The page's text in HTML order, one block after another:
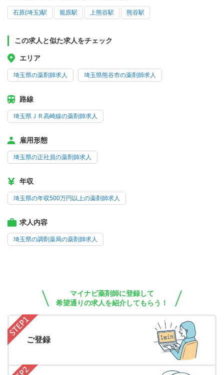
石原(埼玉)駅 籠原駅 上熊谷駅 熊谷駅
この求人と似た求人をチェック
エリア
埼玉県の薬剤師求人 埼玉県熊谷市の薬剤師求人
路線
埼玉県ＪＲ高崎線の薬剤師求人
雇用形態
埼玉県の正社員の薬剤師求人
年収
埼玉県の年収500万円以上の薬剤師求人
求人内容
埼玉県の調剤薬局の薬剤師求人
マイナビ薬剤師に登録して
希望通りの求人を紹介してもらう！
ご登録